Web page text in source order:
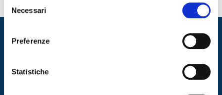
delNecessari
Preferenze
Statistiche
Progetto Gestione gare Scherma
Per il Coni è stato implementato il progetto Gestione gare
di scherma ad uso esclusivo della Federazione Italiana